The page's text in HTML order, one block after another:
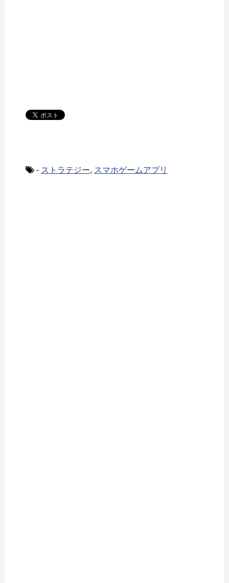
- ストラテジー, スマホゲームアプリ